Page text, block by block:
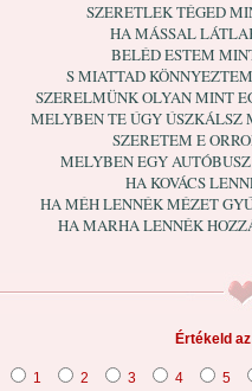
SZERETLEK TÉGED
HA MÁSSAL
BELÉD ESTEM
S MIATTAD
SZERELMÜNK OLYAN MINT
MELYBEN TE ÚGY ÚSZKÁLSZ
SZERETEM E
MELYBEN EGY
HA KOVÁCS
HA MÉH LENNÉK MÉZET
HA MARHA LENNÉK
Értékeld
1 2 3 4 5